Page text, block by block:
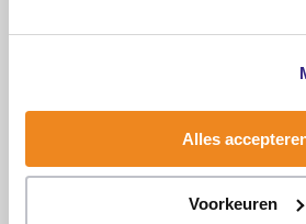
Alles
Voorkeuren
kunnen je helpen
van de oorzaak
slaapproblemen en
ontwikkelen van
behandeling.